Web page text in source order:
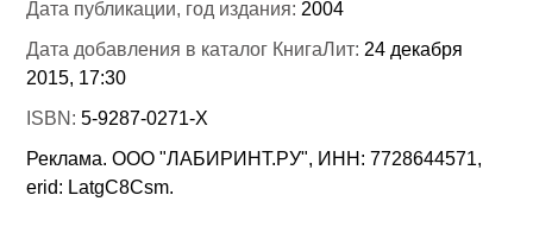
Дата публикации, год издания: 2004
Дата добавления в каталог КнигаЛит: 24 декабря
2015, 17:30
ISBN:5-9287-0271-Х
Реклама. ООО "ЛАБИРИНТ.РУ", ИНН: 7728644571,
erid: LatgC8Csm.